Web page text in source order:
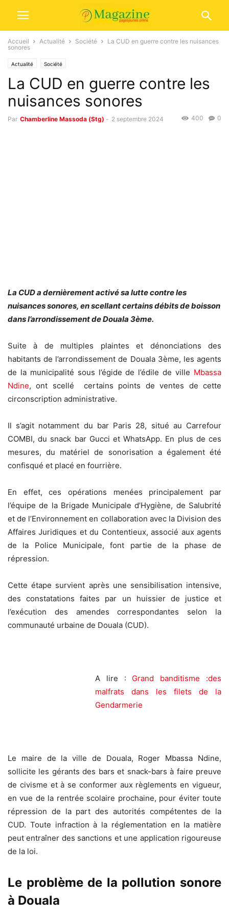
Accueil Actualité Société
La CUD en guerre contre les nuisances
sonores
Actualité Société
La CUD en guerre contre les
nuisances sonores
Par Chamberline Massoda (Stg) - 2 septembre 2024 0
400
La CUD a dernièrement activé sa lutte contre les
nuisances sonores, en scellant certains débits de boisson
dans l’arrondissement de Douala 3ème.
Suite à de multiples plaintes et dénonciations des
habitants de l’arrondissement de Douala 3ème, les agents
de la municipalité sous l’égide de l’édile de ville Mbassa
Ndine, ont scellé certains points de ventes de cette
circonscription administrative.
Il s’agit notamment du bar Paris 28, situé au Carrefour
COMBI, du snack bar Gucci et WhatsApp. En plus de ces
mesures, du matériel de sonorisation a également été
confisqué et placé en fourrière.
En effet, ces opérations menées principalement par
l’équipe de la Brigade Municipale d’Hygiène, de Salubrité
et de l’Environnement en collaboration avec la Division des
Affaires Juridiques et du Contentieux, associé aux agents
de la Police Municipale, font partie de la phase de
répression.
Cette étape survient après une sensibilisation intensive,
des constatations faites par un huissier de justice et
l’exécution des amendes correspondantes selon la
communauté urbaine de Douala (CUD).
A lire : Grand banditisme :des
malfrats dans les filets de la
Gendarmerie
Le maire de la ville de Douala, Roger Mbassa Ndine,
sollicite les gérants des bars et snack-bars à faire preuve
de civisme et à se conformer aux règlements en vigueur,
en vue de la rentrée scolaire prochaine, pour éviter toute
répression de la part des autorités compétentes de la
CUD. Toute infraction à la réglementation en la matière
peut entraîner des sanctions et une application rigoureuse
de la loi.
Le problème de la pollution sonore
à Douala